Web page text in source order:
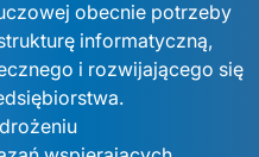
obecnie potrzeby
informatyczną,
i rozwijającego się